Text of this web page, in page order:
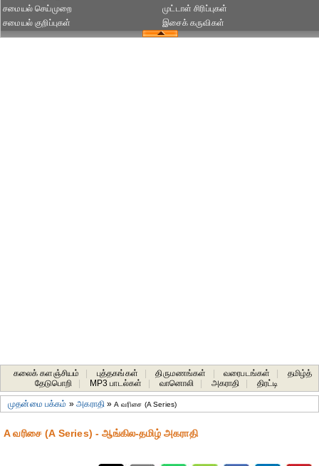
சமையல் செய்முறை
சமையல் குறிப்புகள்
முட்டாள் சிரிப்புகள்
இசைக் கருவிகள்
கலைக் களஞ்சியம் புத்தகங்கள் திருமணங்கள் வரைபடங்கள்
தமிழ்த்
தேடுபொறி
MP3 பாடல்கள் வானொலி அகராதி திரட்டி
முதன்மை பக்கம் »அகராதி»A வரிசை (A Series)
A வரிசை (A Series) - ஆங்கில-தமிழ் அகராதி